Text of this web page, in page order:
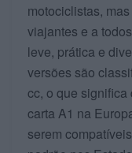
motociclistas,
viajantes e a
leve, prática e
versões são
cc, o que
carta A1 na
serem